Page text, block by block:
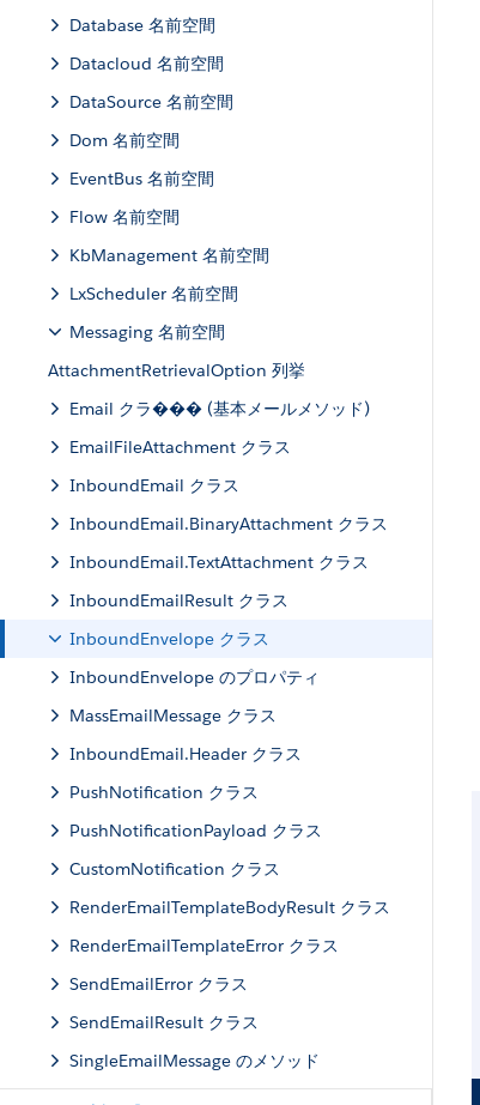
Database 名前空間
Datacloud 名前空間
DataSource 名前空間
Dom 名前空間
EventBus 名前空間
Flow 名前空間
KbManagement 名前空間
LxScheduler 名前空間
Messaging 名前空間
AttachmentRetrievalOption 列挙
Email クラ��� (基本メールメソッド)
EmailFileAttachment クラス
InboundEmail クラス
InboundEmail.BinaryAttachment クラス
InboundEmail.TextAttachment クラス
InboundEmailResult クラス
InboundEnvelope クラス
InboundEnvelope のプロパティ
MassEmailMessage クラス
InboundEmail.Header クラス
PushNotification クラス
PushNotificationPayload クラス
CustomNotification クラス
RenderEmailTemplateBodyResult クラス
RenderEmailTemplateError クラス
SendEmailError クラス
SendEmailResult クラス
SingleEmailMessage のメソッド
Metadata 名前空間